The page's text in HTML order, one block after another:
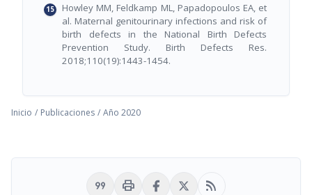
Howley MM, Feldkamp ML, Papadopoulos EA, et
al. Maternal genitourinary infections and risk of
birth defects in the National Birth Defects
Prevention Study. Birth Defects Res.
2018;110(19):1443-1454.
Inicio / Publicaciones / Año 2020
format_quote print rss_feed